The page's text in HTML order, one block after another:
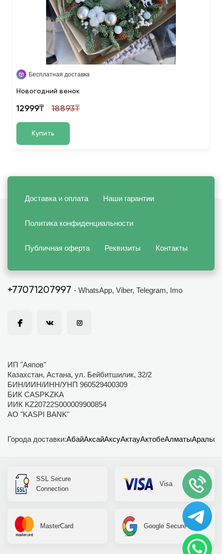
Бесплатная доставка
Новогодний венок
12999₸ 18893₸
Купить
Доставка и оплата Наши гарантии
Политика конфиденциальности
Публичная оферта Реквизиты Контакты
+77071207997 - WhatsApp, Viber, Telegram, Imo
ИП "Аяпов"
Казахстан, Астана, ул. Бейбитшилик, 32/2
БИН/ИИН/ИНН/УНП 960529400309
БИК CASPKZKA
ИИК KZ20722S000009900854
АО "KASPI BANK"
Города доставки:АбайАксайАксуАктауАктобеАлматыАральск
SSL Secure
Connection
Visa
MasterCard Google Secure